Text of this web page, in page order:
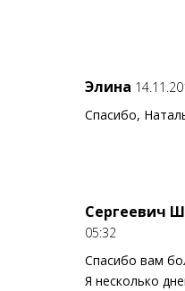
Элина
Спасибо,
Сергеевич
05:32
Спасибо вам
Я несколько